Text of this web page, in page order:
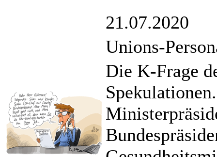
21.07.2020
Unions-
Die K-Frage